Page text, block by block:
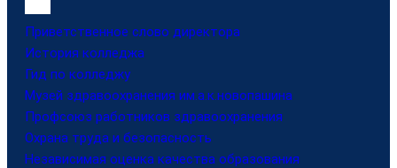
Приветственное слово директора
История колледжа
Гид по колледжу
Музей здравоохранения им.а.к.новопашина
Профсоюз работников здравоохранения
Охрана труда и безопасность
Независимая оценка качества образования